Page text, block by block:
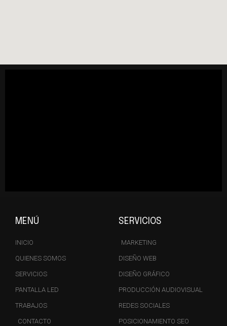
MENÚ
INICIO
QUIENES SOMOS
SERVICIOS
PANTALLA LED
TRABAJOS
CONTACTO
SERVICIOS
MARKETING
DISEÑO WEB
DISEÑO GRÁFICO
PRODUCCIÓN AUDIOVISUAL
REDES SOCIALES
POSICIONAMIENTO SEO